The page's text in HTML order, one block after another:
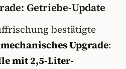
Getriebe-Update
bestätigte
Upgrade:
mit 2,5-Liter-